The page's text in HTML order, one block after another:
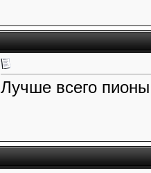
Лучше всего